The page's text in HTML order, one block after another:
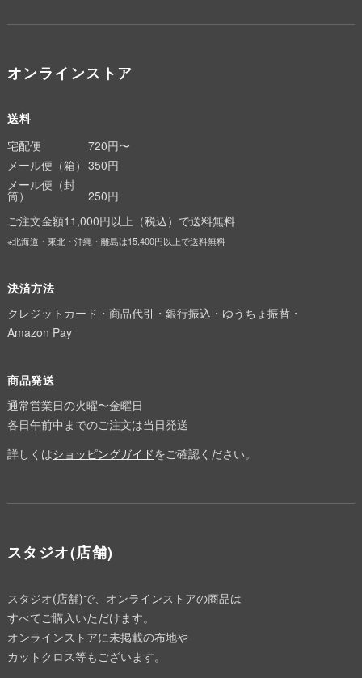
オンラインストア
送料
宅配便
720円〜
メール便（箱） 350円
メール便（封
筒）
250円
ご注文金額11,000円以上（税込）で送料無料
※北海道・東北・沖縄・離島は15,400円以上で送料無料
決済方法
クレジットカード・商品代引・銀行振込・ゆうちょ振替・
Amazon Pay
商品発送
通常営業日の火曜〜金曜日
各日午前中までのご注文は当日発送
詳しくはショッピングガイドをご確認ください。
スタジオ(店舗)
スタジオ(店舗)で、オンラインストアの商品は
すべてご購入いただけます。
オンラインストアに未掲載の布地や
カットクロス等もございます。